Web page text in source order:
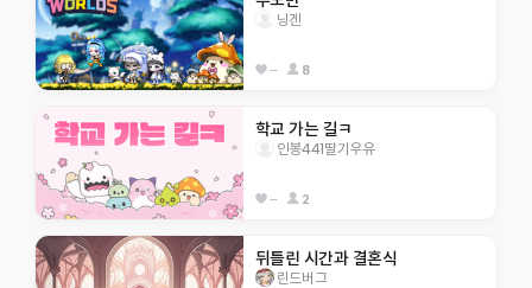
닝겐
-- 8
학교 가는 길ㅋ
인봉441딸기우유
-- 2
뒤틀린 시간과 결혼식
린드버그